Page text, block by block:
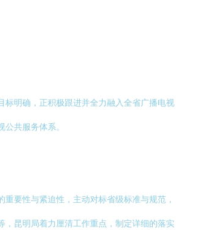
标明确，正积极跟进并全力融入全省广播电视
共服务体系。
要性与紧迫性，主动对标省级标准与规范，
昆明局着力厘清工作重点，制定详细的落实